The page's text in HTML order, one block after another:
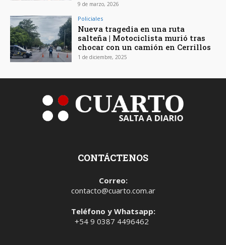
9 de marzo, 2026
Policiales
Nueva tragedia en una ruta
salteña | Motociclista murió tras
chocar con un camión en Cerrillos
1 de diciembre, 2025
CONTÁCTENOS
Correo:
contacto@cuarto.com.ar
Teléfono y Whatsapp:
+54 9 0387 4496462